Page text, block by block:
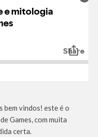
bem vindos! este é o
Games, com muita
certa.